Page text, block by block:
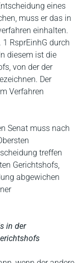
eines
muss er das in
einhalten.
RsprEinhG durch
diesem ist die
von der der
Der
Verfahren
Senat muss nach
treffen
Gerichtshofs,
abgewichen
in der